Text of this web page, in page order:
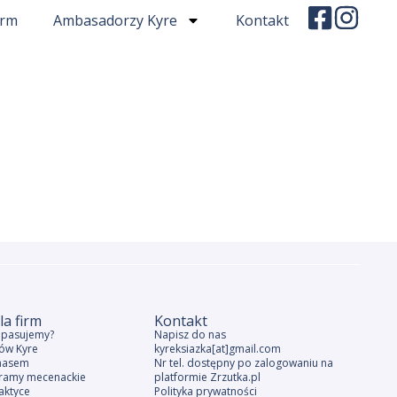
Ambasadorzy Kyre Kontakt
firm
Kyre
mecenackie
Kontakt
Napisz do nas
kyreksiazka[at]gmail.com
Nr tel. dostępny po zalogowaniu na
platformie Zrzutka.pl
Polityka prywatności